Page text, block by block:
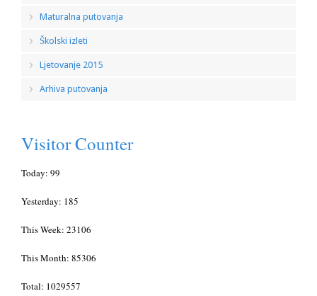
Maturalna putovanja
Školski izleti
Ljetovanje 2015
Arhiva putovanja
Visitor Counter
Today: 99
Yesterday: 185
This Week: 23106
This Month: 85306
Total: 1029557